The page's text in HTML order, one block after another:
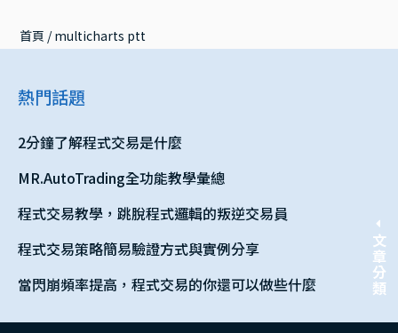
首頁 / multicharts ptt
熱門話題
2分鐘了解程式交易是什麼
MR.AutoTrading全功能教學彙總
程式交易教學，跳脫程式邏輯的叛逆交易員
程式交易策略簡易驗證方式與實例分享
當閃崩頻率提高，程式交易的你還可以做些什麼
文章分類